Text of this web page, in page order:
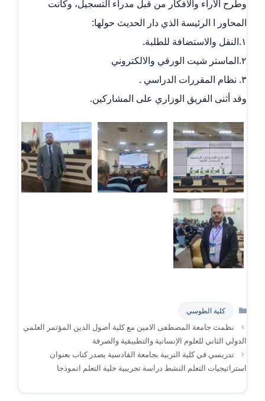
وطرح الآراء والافكار من قبل مدراء التسجيل، وكانت
المحاور ا الرئيسة الذي دار الحديث حولها:
١.النقل والاستضافة للطلبة.
٢.الماستر شيت الورقي والالكتروني
٣. نظام المقررات الدراسي .
وقد أثنى الفريق الوزاري على المشاركين.
التصنيفات
كلية الطوسي
نظمت جامعة المصطفى الامين مع كلية أصول الدين المؤتمر العلمي
الدولي الثاني للعلوم الإنسانية والتطبيقية والصرفة
تدريسي في كلية التربية بجامعة القادسية يصدر كتاب بعنوان
استراتيجيات التعلم النشط دراسة تجريبية خلية التعلم انموذجا